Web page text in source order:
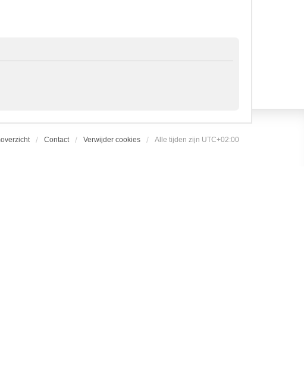
Contact Verwijder cookies Alle tijden zijn UTC+02:00